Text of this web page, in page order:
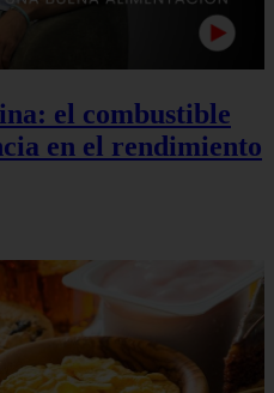
el combustible
en el rendimiento